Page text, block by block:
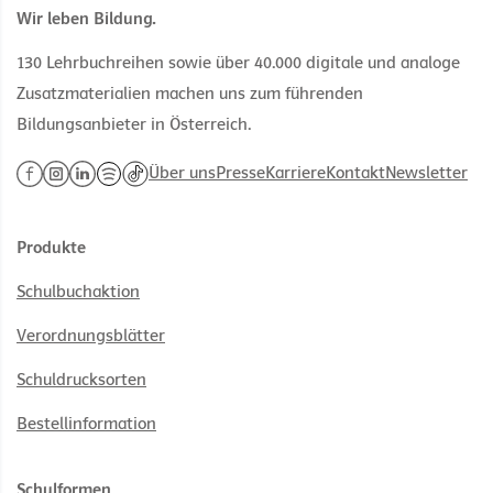
Wir leben Bildung.
130 Lehrbuchreihen sowie über 40.000 digitale und analoge
Zusatzmaterialien machen uns zum führenden
Bildungsanbieter in Österreich.
Über unsPresseKarriereKontaktNewsletter
Produkte
Schulbuchaktion
Verordnungsblätter
Schuldrucksorten
Bestellinformation